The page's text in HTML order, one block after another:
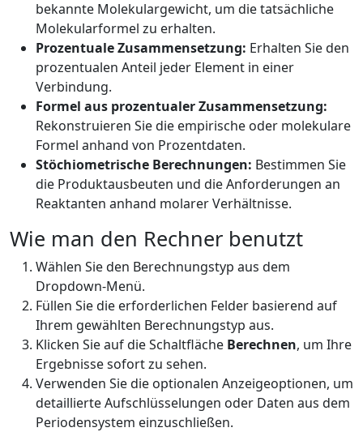
bekannte Molekulargewicht, um die tatsächliche
Molekularformel zu erhalten.
Prozentuale Zusammensetzung: Erhalten Sie den
prozentualen Anteil jeder Element in einer
Verbindung.
Formel aus prozentualer Zusammensetzung:
Rekonstruieren Sie die empirische oder molekulare
Formel anhand von Prozentdaten.
Stöchiometrische Berechnungen: Bestimmen Sie
die Produktausbeuten und die Anforderungen an
Reaktanten anhand molarer Verhältnisse.
Wie man den Rechner benutzt
Wählen Sie den Berechnungstyp aus dem
Dropdown-Menü.
Füllen Sie die erforderlichen Felder basierend auf
Ihrem gewählten Berechnungstyp aus.
Klicken Sie auf die Schaltfläche Berechnen, um Ihre
Ergebnisse sofort zu sehen.
Verwenden Sie die optionalen Anzeigeoptionen, um
detaillierte Aufschlüsselungen oder Daten aus dem
Periodensystem einzuschließen.